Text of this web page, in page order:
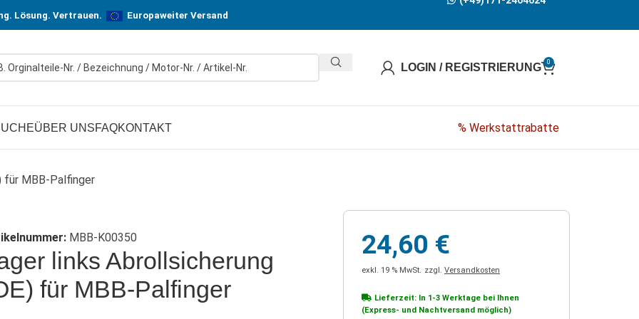
Lösung. Vertrauen. Europaweiter Versand
LOGIN / REGISTRIERUNG 0
ÜBER UNSFAQKONTAKT % Werkstattrabatte
für MBB-Palfinger
MBB-K00350
links Abrollsicherung
für MBB-Palfinger
24,60 €
exkl. 19 % MwSt. zzgl. Versandkosten
Lieferzeit: In 1-3 Werktage bei Ihnen
(Express- und Nachtversand möglich)
Hersteller-Qualität, aber zu günstigen Preisen.